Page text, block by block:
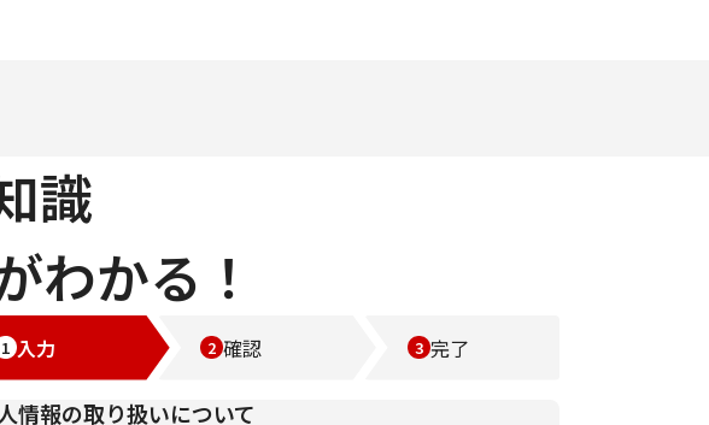
識
わかる！
入力 確認 完了
情報の取り扱いについて